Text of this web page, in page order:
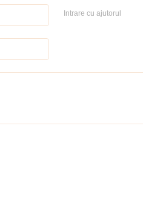
Intrare cu ajutorul